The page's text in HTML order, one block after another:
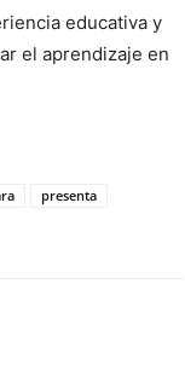
educativa y
el aprendizaje en
presenta